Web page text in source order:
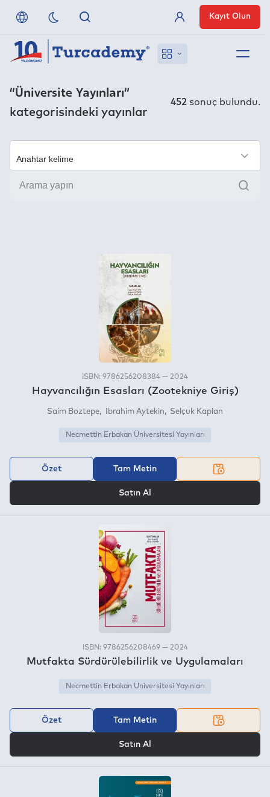
Referanslarımız
Uzaktan Erişim
Nasıl Erişirim
Üye Girişi
Kayıt Olun
“Üniversite Yayınları”
kategorisindeki yayınlar
452 sonuç bulundu.
Ara
ISBN: 9786256208384 — 2024
Hayvancılığın Esasları (Zootekniye Giriş)
Saim Boztepe İbrahim Aytekin Selçuk Kaplan
Necmettin Erbakan Üniversitesi Yayınları
Özet Tam Metin
Satın Al
ISBN: 9786256208469 — 2024
Mutfakta Sürdürülebilirlik ve Uygulamaları
Necmettin Erbakan Üniversitesi Yayınları
Özet Tam Metin
Satın Al